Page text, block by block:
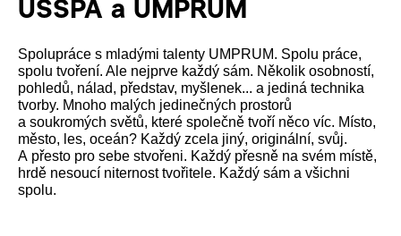
USSPA a UMPRUM
Spolupráce s mladými talenty UMPRUM. Spolu práce,
spolu tvoření. Ale nejprve každý sám. Několik osobností,
pohledů, nálad, představ, myšlenek... a jediná technika
tvorby. Mnoho malých jedinečných prostorů
a soukromých světů, které společně tvoří něco víc. Místo,
město, les, oceán? Každý zcela jiný, originální, svůj.
A přesto pro sebe stvořeni. Každý přesně na svém místě,
hrdě nesoucí niternost tvořitele. Každý sám a všichni
spolu.